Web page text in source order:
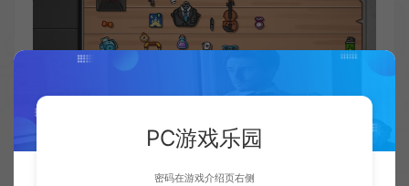
PC游戏乐园
密码在游戏介绍页右侧